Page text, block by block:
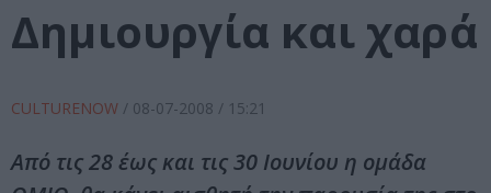
Δημιουργία και χαρά
CULTURENOW / 08-07-2008 / 15:21
Από τις 28 έως και τις 30 Ιουνίου η ομάδα